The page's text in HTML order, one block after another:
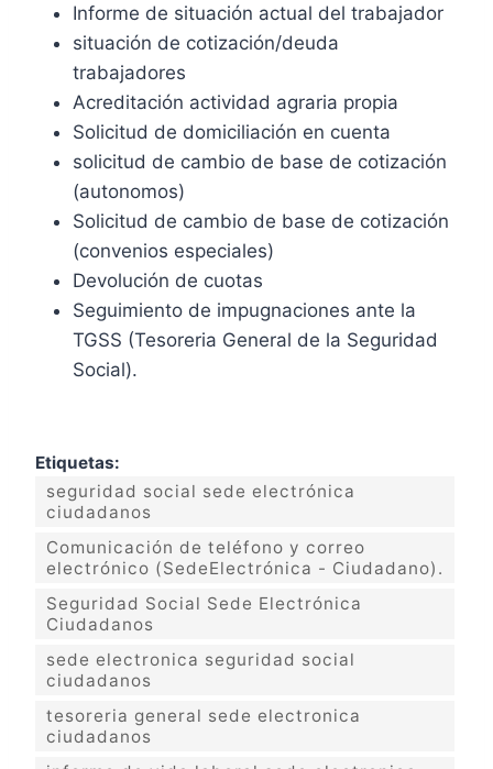
Informe de situación actual del trabajador
situación de cotización/deuda
trabajadores
Acreditación actividad agraria propia
Solicitud de domiciliación en cuenta
solicitud de cambio de base de cotización
(autonomos)
Solicitud de cambio de base de cotización
(convenios especiales)
Devolución de cuotas
Seguimiento de impugnaciones ante la
TGSS (Tesoreria General de la Seguridad
Social).
Etiquetas:
seguridad social sede electrónica
ciudadanos
Comunicación de teléfono y correo
electrónico (SedeElectrónica - Ciudadano).
Seguridad Social Sede Electrónica
Ciudadanos
sede electronica seguridad social
ciudadanos
tesoreria general sede electronica
ciudadanos